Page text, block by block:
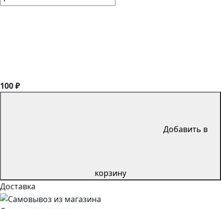
100 ₽
Добавить в
корзину
Доставка